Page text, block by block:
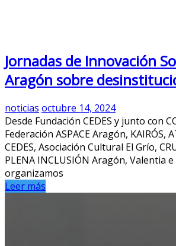
Jornadas de Innovación
Aragón sobre
noticias octubre 14, 2024
Desde Fundación CEDES y junto con
Federación ASPACE Aragón, KAIRÓS,
CEDES, Asociación Cultural El Grío,
PLENA INCLUSIÓN Aragón, Valentia e
organizamos
Leer más